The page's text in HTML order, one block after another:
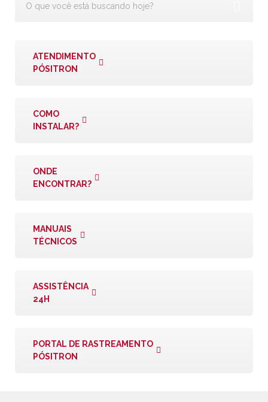
ATENDIMENTO
PÓSITRON
COMO
INSTALAR?
ONDE
ENCONTRAR?
MANUAIS
TÉCNICOS
ASSISTÊNCIA
24H
PORTAL DE RASTREAMENTO
PÓSITRON